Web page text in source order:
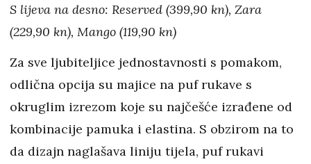
S lijeva na desno: Reserved (399,90 kn), Zara
(229,90 kn), Mango (119,90 kn)
Za sve ljubiteljice jednostavnosti s pomakom,
odlična opcija su majice na puf rukave s
okruglim izrezom koje su najčešće izrađene od
kombinacije pamuka i elastina. S obzirom na to
da dizajn naglašava liniju tijela, puf rukavi